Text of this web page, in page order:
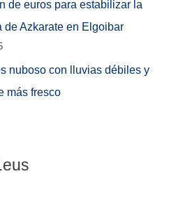
de euros para estabilizar la
de Azkarate en Elgoibar
nuboso con lluvias débiles y
más fresco